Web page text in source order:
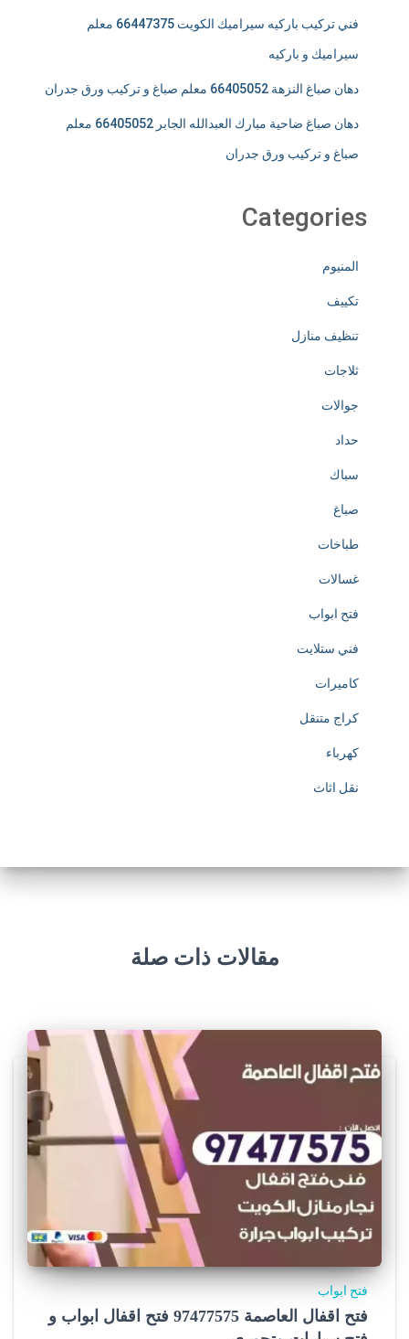
فني تركيب باركيه سيراميك الكويت 66447375 معلم
سيراميك و باركيه
دهان صباغ النزهة 66405052 معلم صباغ و تركيب ورق جدران
دهان صباغ ضاحية مبارك العبدالله الجابر 66405052 معلم
صباغ و تركيب ورق جدران
Categories
المنيوم
تكييف
تنظيف منازل
ثلاجات
جوالات
حداد
سباك
صباغ
طباخات
غسالات
فتح ابواب
فني ستلايت
كاميرات
كراج متنقل
كهرباء
نقل اثاث
مقالات ذات صلة
فتح ابواب
فتح اقفال العاصمة 97477575 فتح اقفال ابواب و